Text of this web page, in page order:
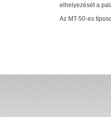
elhelyezését a
Az MT-50-es